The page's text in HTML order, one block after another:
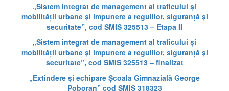
„Sistem integrat de management al traficului și
mobilității urbane și impunere a regulilor, siguranță și
securitate”, cod SMIS 325513 – Etapa II
„Sistem integrat de management al traficului și
mobilității urbane și impunere a regulilor, siguranță și
securitate”, cod SMIS 325513 – finalizat
„Extindere și echipare Școala Gimnazială George
Poboran” cod SMIS 318323